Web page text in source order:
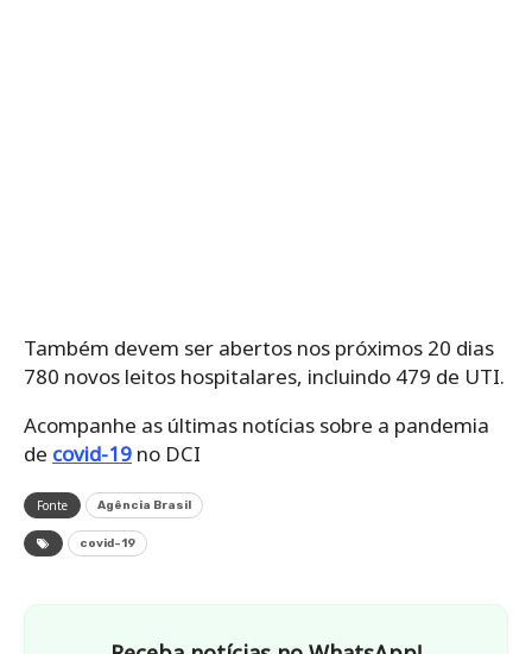
Também devem ser abertos nos próximos 20 dias
780 novos leitos hospitalares, incluindo 479 de UTI.
Acompanhe as últimas notícias sobre a pandemia
de covid-19 no DCI
Fonte Agência Brasil
covid-19